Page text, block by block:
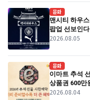
문화
맨시티 하우
팝업 선보인다
2026.08.05
문화
이마트 추석
상품권 600만
2026.08.04